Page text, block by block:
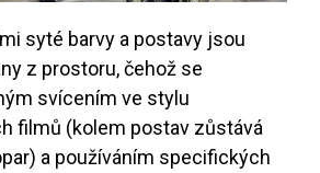
syté barvy a postavy jsou
z prostoru, čehož se
svícením ve stylu
filmů (kolem postav zůstává
a používáním specifických